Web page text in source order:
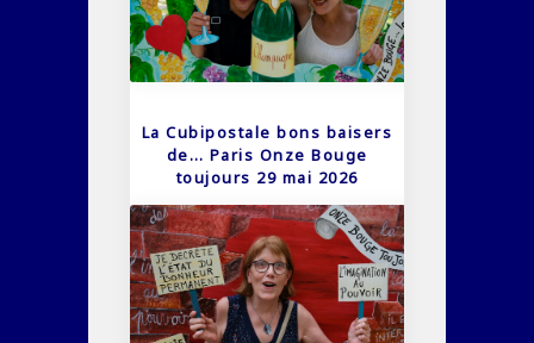
La Cubipostale bons baisers
de… Paris Onze Bouge
toujours 29 mai 2026